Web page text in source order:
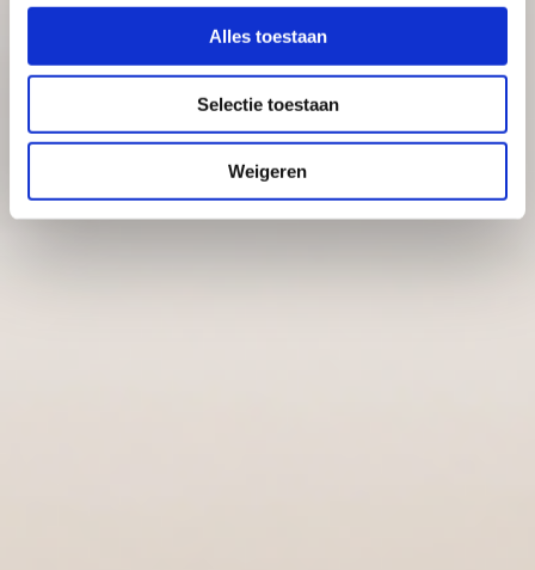
Alles toestaan
Selectie toestaan
Weigeren